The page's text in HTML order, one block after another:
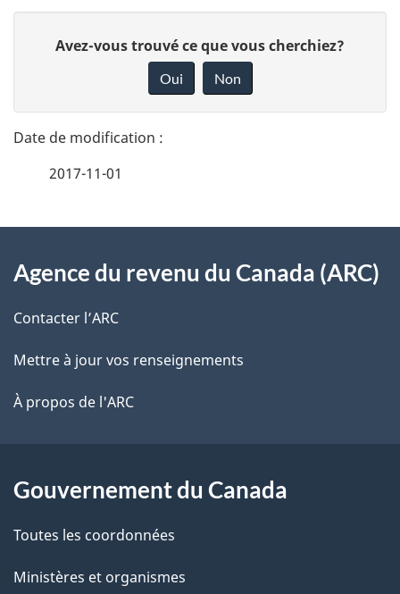
t
a
l
s
l
a
a
g
e
n
o
t
r
e
é
t
a
t
i
Avez-vous trouvé ce que vous cherchiez?
Oui Non
2017-11-01
propos
de
ce
site
Agence du revenu du Canada (ARC)
Contacter l’ARC
Mettre à jour vos renseignements
À propos de l'ARC
Gouvernement du Canada
Toutes les coordonnées
Ministères et organismes